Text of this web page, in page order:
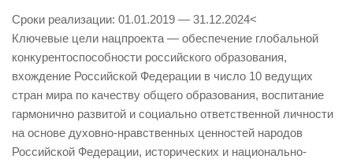
Сроки реализации: 01.01.2019 — 31.12.2024<
Ключевые цели нацпроекта — обеспечение глобальной
конкурентоспособности российского образования,
вхождение Российской Федерации в число 10 ведущих
стран мира по качеству общего образования, воспитание
гармонично развитой и социально ответственной личности
на основе духовно-нравственных ценностей народов
Российской Федерации, исторических и национально-